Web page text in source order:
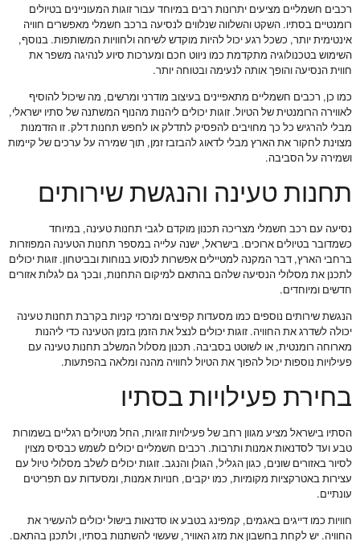
רכבים חשמליים מציעים יתרונות רבים במיוחד עבור זוגות המעוניינים בטיולים
רומנטיים בסתיו. השקט והשלווה שנלווים לנסיעה ברכב חשמלי מאפשרים חוויה
אינטימית יותר, כשכל רגע יכול להיות מוקדש לשיחה ולחוויות המשותפות. בנוסף,
השימוש בטכנולוגיה מתקדמת כמו ניווט חכם ומערכות סיוע לנהיגה משפר את
חווית הנסיעה והופך אותה לנעימה ובטוחה יותר.
כמו כן, רכבים חשמליים מתאפיינים בעיצוב מודרני ומרשים, מה שיכול להוסיף
לאווירה הרומנטית של הטיול. זוגות יכולים ליהנות מהנוף המשתנה של סתיו ישראלי,
מבלי להרגיש כל כך מחויבים להפסיק לתדלק או לחפש תחנות דלק. זו הזדמנות
מצוינת לחקור את הארץ מבלי לדאוג להבזבז זמן, תוך שמירה על ערכים של קיימות
ושמירה על הסביבה.
תחנות טעינה והנגשת שירותים
נסיעה עם רכב חשמלי מצריכה תכנון מוקדם לגבי תחנות טעינה, במיוחד
כשמדובר בטיולים ארוכים. בישראל, ישנה עלייה במספר תחנות הטעינה המפוזרות
ברחבי הארץ, דבר המקנה למטיילים אפשרות לנסוע בנוחות ובביטחון. זוגות יכולים
לתכנן את מסלולי הנסיעה שלהם בהתאם למיקום התחנות, ובכך גם לגלות אזורים
חדשים ומיוחדים.
הנגשת שירותים נוספים כמו מסעדות קפיצים ומרכזי קניות בקרבת תחנות טעינה
יכולה לשדרג את החוויה. זוגות יכולים לנצל את הזמן בזמן הטעינה כדי ליהנות
מארוחה רומנטית, או לשוטט בסביבה. תכנון מסלול המשלב תחנות טעינה עם
פעילויות נוספות יכול להפוך את הטיול לחוויה מהנה ומלאה בהפתעות.
בחירת פעילויות בסתיו
הסתיו בישראל מציע מגוון רחב של פעילויות זוגיות, החל מטיולים רגליים בשמורות
טבע ועד לסדנאות אמנות ותרבות. רכבים חשמליים יכולים לשמש כבסיס מצוין
לסיור באזורים שונים, כגון הגליל, הגולן והנגב. זוגות יכולים לשלב מסלולי טיול עם
עצירות באטרקציות מקומיות, כמו יקבים, חנויות אמנות, ומסעדות עם תפריטים
עונתיים.
חוויות כמו דייגים באגמים, קמפינג בטבע או סדנאות בישול יכולים להעשיר את
החוויה. יש לקחת בחשבון את מזג האוויר, שעשוי להשתנות בסתיו, ולתכנן בהתאם.